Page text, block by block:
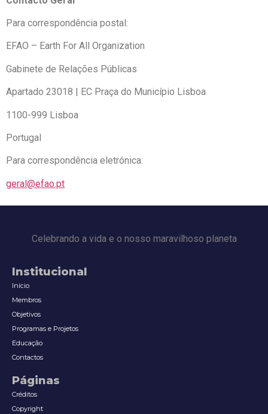
Para correspondência postal:
EFAO – Earth For All Organization
Gabinete de Relações Públicas
Apartado 23018 | EC Praça do Município Lisboa
1100-999 Lisboa
Portugal
Para correspondência eletrónica:
geral@efao.pt
Celebrando a vida e o nosso maravilhoso planeta
Institucional
Início
Membros
Objetivos
Programas e Projetos
Educação
Contactos
Páginas
Créditos
Copyright